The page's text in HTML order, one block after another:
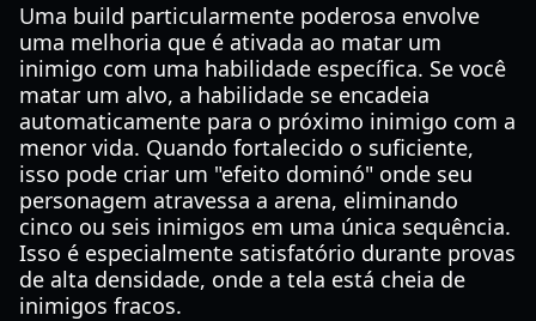
Uma build particularmente poderosa envolve
uma melhoria que é ativada ao matar um
inimigo com uma habilidade específica. Se você
matar um alvo, a habilidade se encadeia
automaticamente para o próximo inimigo com a
menor vida. Quando fortalecido o suficiente,
isso pode criar um "efeito dominó" onde seu
personagem atravessa a arena, eliminando
cinco ou seis inimigos em uma única sequência.
Isso é especialmente satisfatório durante provas
de alta densidade, onde a tela está cheia de
inimigos fracos.